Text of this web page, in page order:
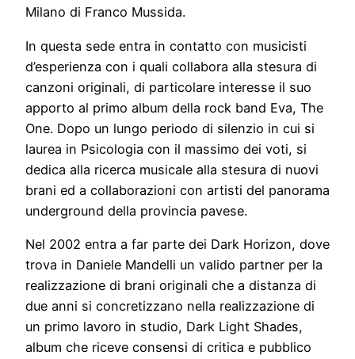
Milano di Franco Mussida.
In questa sede entra in contatto con musicisti
d’esperienza con i quali collabora alla stesura di
canzoni originali, di particolare interesse il suo
apporto al primo album della rock band Eva, The
One. Dopo un lungo periodo di silenzio in cui si
laurea in Psicologia con il massimo dei voti, si
dedica alla ricerca musicale alla stesura di nuovi
brani ed a collaborazioni con artisti del panorama
underground della provincia pavese.
Nel 2002 entra a far parte dei Dark Horizon, dove
trova in Daniele Mandelli un valido partner per la
realizzazione di brani originali che a distanza di
due anni si concretizzano nella realizzazione di
un primo lavoro in studio, Dark Light Shades,
album che riceve consensi di critica e pubblico